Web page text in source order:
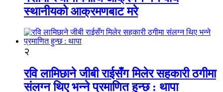
स्थानीयको आक्रमणबाट मरे
२
रवि लामिछाने जीबी राईसँग मिलेर सहकारी ठगीमा
संलग्न थिए भन्ने प्रमाणित हुन्छ : थापा